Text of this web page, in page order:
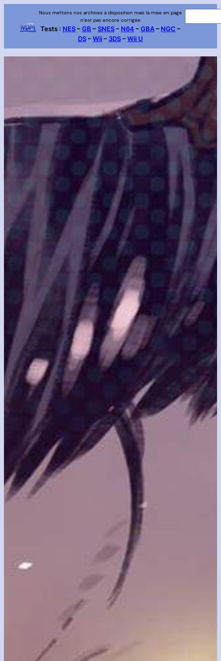
contenu
Nous mettons nos archives à disposition mais la mise en page
n’est pas encore corrigée
Tests : NES–GB –SNES– N64 –GBA– NGC –
DS–Wii– 3DS–Wii U
c
e
r